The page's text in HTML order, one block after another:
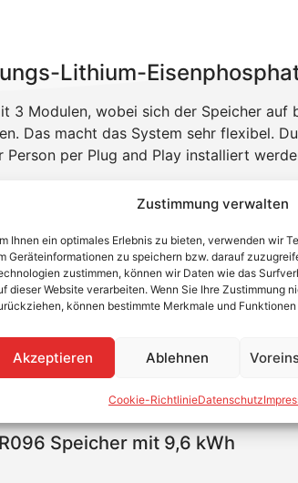
Zustimmung verwalten
Ihnen ein optimales Erlebnis zu bieten, verwenden wir
Geräteinformationen zu speichern bzw. darauf
zustimmen, können wir Daten wie das
dieser Website verarbeiten. Wenn Sie Ihre Zustimmung
können bestimmte Merkmale und
Akzeptieren Ablehnen
Cookie-RichtlinieDatenschutz
Lithium-
3 Modulen, wobei sich der Speicher
Das macht das System sehr flexibel.
per Plug and Play installiert
erkennt den Batteriespeicher nach der
Lastregelung und einer
möglich
auf bis zu 8 Module je Einheit
u.a. VDE 2510-50
Installation durch nur 1 Person
Grid-Funktionalität
Speicher mit 9,6 kWh